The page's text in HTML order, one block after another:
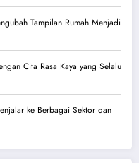
Tampilan Rumah Menjadi
Cita Rasa Kaya yang Selalu
ke Berbagai Sektor dan